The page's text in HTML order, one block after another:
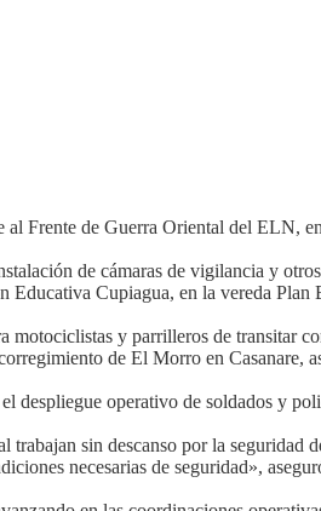
Frente de Guerra Oriental del ELN,
de cámaras de vigilancia y
Educativa Cupiagua, en la vereda
y parrilleros de transitar
de El Morro en Casanare,
despliegue operativo de soldados y
sin descanso por la seguridad
necesarias de seguridad»,